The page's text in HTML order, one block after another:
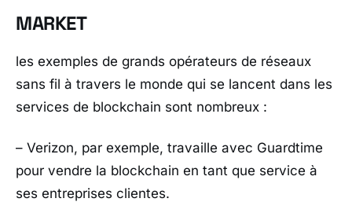
MARKET
les exemples de grands opérateurs de réseaux
sans fil à travers le monde qui se lancent dans les
services de blockchain sont nombreux :
– Verizon, par exemple, travaille avec Guardtime
pour vendre la blockchain en tant que service à
ses entreprises clientes.